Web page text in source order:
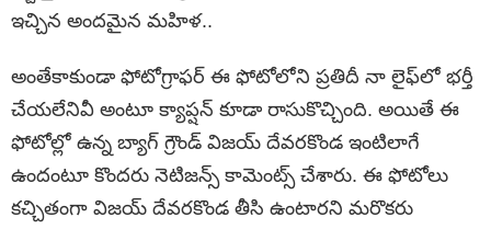
ఇచ్చిన అందమైన మహిళ..
అంతేకాకుండా ఫోటోగ్రాఫర్ ఈ ఫోటోలోని ప్రతిదీ నా లైఫ్‌లో భర్తీ
చేయలేనివీ అంటూ క్యాప్షన్‌ కూడా రాసుకొచ్చింది. అయితే ఈ
ఫోటోల్లో ఉన్న బ్యాగ్‌ గ్రౌండ్‌ విజయ్‌ దేవరకొండ ఇంటిలాగే
ఉందంటూ కొందరు నెటిజన్స్ కామెంట్స్ చేశారు. ఈ ఫోటోలు
కచ్చితంగా విజయ్ దేవరకొండ తీసి ఉంటారని మరొకరు